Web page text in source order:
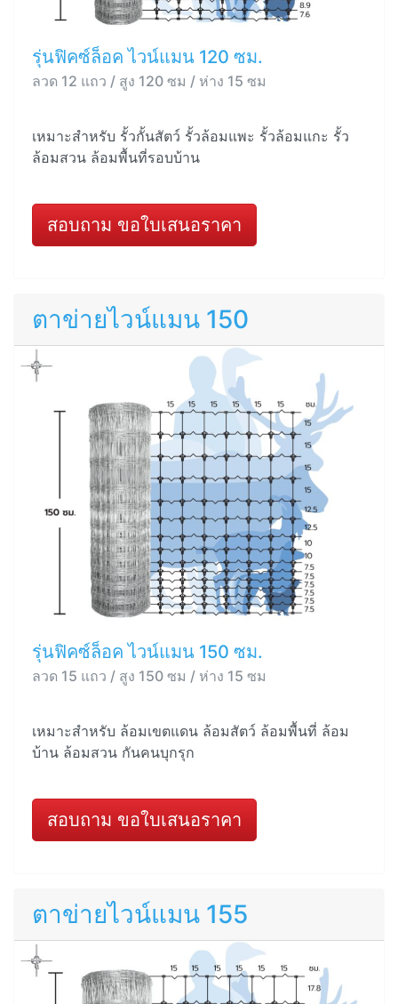
รุ่นฟิคซ์ล็อค ไวน์แมน 120 ซม.
ลวด 12 แถว / สูง 120 ซม / ห่าง 15 ซม
เหมาะสำหรับ รั้วกั้นสัตว์ รั้วล้อมแพะ รั้วล้อมแกะ รั้ว
ล้อมสวน ล้อมพื้นที่รอบบ้าน
สอบถาม ขอใบเสนอราคา
ตาข่ายไวน์แมน 150
รุ่นฟิคซ์ล็อค ไวน์แมน 150 ซม.
ลวด 15 แถว / สูง 150 ซม / ห่าง 15 ซม
เหมาะสำหรับ ล้อมเขตแดน ล้อมสัตว์ ล้อมพื้นที่ ล้อม
บ้าน ล้อมสวน กันคนบุกรุก
สอบถาม ขอใบเสนอราคา
ตาข่ายไวน์แมน 155